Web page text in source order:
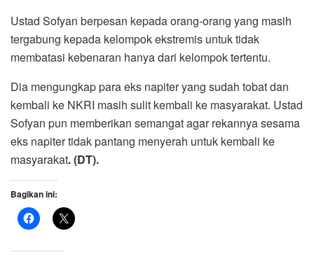
Ustad Sofyan berpesan kepada orang-orang yang masih
tergabung kepada kelompok ekstremis untuk tidak
membatasi kebenaran hanya dari kelompok tertentu.
Dia mengungkap para eks napiter yang sudah tobat dan
kembali ke NKRI masih sulit kembali ke masyarakat. Ustad
Sofyan pun memberikan semangat agar rekannya sesama
eks napiter tidak pantang menyerah untuk kembali ke
masyarakat. (DT).
Bagikan ini: